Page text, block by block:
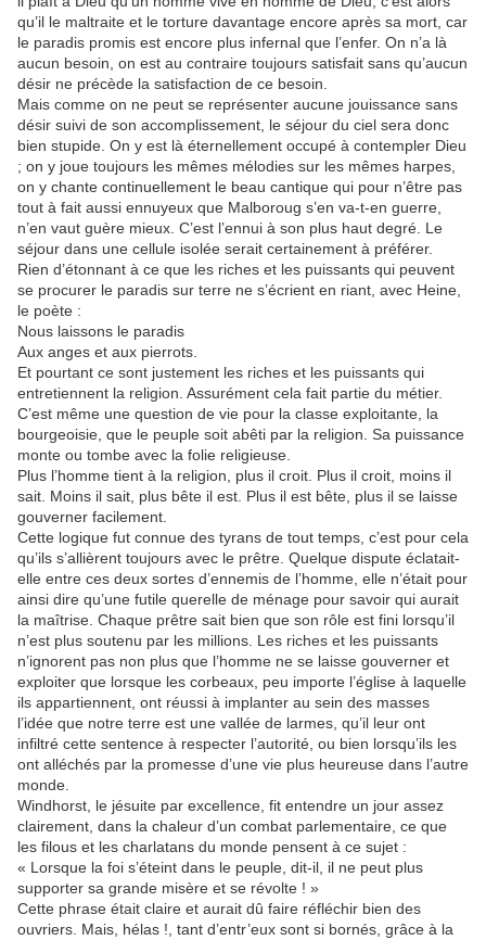
qu’il le maltraite et le torture davantage encore après sa mort, car
le paradis promis est encore plus infernal que l’enfer. On n’a là
aucun besoin, on est au contraire toujours satisfait sans qu’aucun
désir ne précède la satisfaction de ce besoin.
Mais comme on ne peut se représenter aucune jouissance sans
désir suivi de son accomplissement, le séjour du ciel sera donc
bien stupide. On y est là éternellement occupé à contempler Dieu
; on y joue toujours les mêmes mélodies sur les mêmes harpes,
on y chante continuellement le beau cantique qui pour n’être pas
tout à fait aussi ennuyeux que Malboroug s’en va-t-en guerre,
n’en vaut guère mieux. C’est l’ennui à son plus haut degré. Le
séjour dans une cellule isolée serait certainement à préférer.
Rien d’étonnant à ce que les riches et les puissants qui peuvent
se procurer le paradis sur terre ne s’écrient en riant, avec Heine,
le poète :
Nous laissons le paradis
Aux anges et aux pierrots.
Et pourtant ce sont justement les riches et les puissants qui
entretiennent la religion. Assurément cela fait partie du métier.
C’est même une question de vie pour la classe exploitante, la
bourgeoisie, que le peuple soit abêti par la religion. Sa puissance
monte ou tombe avec la folie religieuse.
Plus l’homme tient à la religion, plus il croit. Plus il croit, moins il
sait. Moins il sait, plus bête il est. Plus il est bête, plus il se laisse
gouverner facilement.
Cette logique fut connue des tyrans de tout temps, c’est pour cela
qu’ils s’allièrent toujours avec le prêtre. Quelque dispute éclatait-
elle entre ces deux sortes d’ennemis de l’homme, elle n’était pour
ainsi dire qu’une futile querelle de ménage pour savoir qui aurait
la maîtrise. Chaque prêtre sait bien que son rôle est fini lorsqu’il
n’est plus soutenu par les millions. Les riches et les puissants
n’ignorent pas non plus que l’homme ne se laisse gouverner et
exploiter que lorsque les corbeaux, peu importe l’église à laquelle
ils appartiennent, ont réussi à implanter au sein des masses
l’idée que notre terre est une vallée de larmes, qu’il leur ont
infiltré cette sentence à respecter l’autorité, ou bien lorsqu’ils les
ont alléchés par la promesse d’une vie plus heureuse dans l’autre
monde.
Windhorst, le jésuite par excellence, fit entendre un jour assez
clairement, dans la chaleur d’un combat parlementaire, ce que
les filous et les charlatans du monde pensent à ce sujet :
« Lorsque la foi s’éteint dans le peuple, dit-il, il ne peut plus
supporter sa grande misère et se révolte ! »
Cette phrase était claire et aurait dû faire réfléchir bien des
ouvriers. Mais, hélas !, tant d’entr’eux sont si bornés, grâce à la